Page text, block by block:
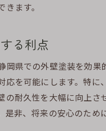
塗装の劣化を防ぐ静岡な
劣化を早期に発見するた
塗膜の保護と維持をする
高湿度対策としての外壁
長持ちするメンテナンス
メンテナンス計画を立て
ます。
る利点
県での外壁塗装を効
を可能にします。特
耐久性を大幅に向上
非、将来の安心のため